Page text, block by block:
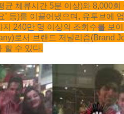
균 체류시간 5분 이상)와 8,000회
’ 등)를 이끌어냈으며, 유투브에
240만 명 이상의 조회수를 보
로서 브랜드 저널리즘(Brand
할 수 있다.